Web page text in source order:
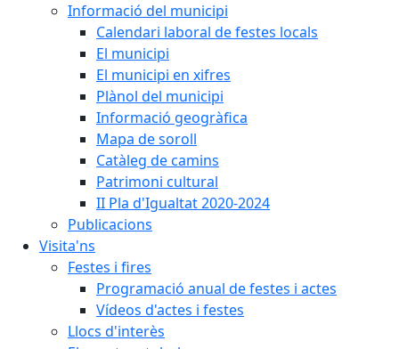
Informació del municipi
Calendari laboral de festes locals
El municipi
El municipi en xifres
Plànol del municipi
Informació geogràfica
Mapa de soroll
Catàleg de camins
Patrimoni cultural
II Pla d'Igualtat 2020-2024
Publicacions
Visita'ns
Festes i fires
Programació anual de festes i actes
Vídeos d'actes i festes
Llocs d'interès